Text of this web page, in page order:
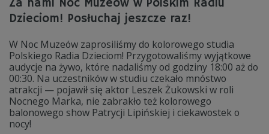
Za nami Noc Muzeów w Polskim Radiu
Dzieciom! Posłuchaj jeszcze raz!
W Noc Muzeów zaprosiliśmy do kolorowego studia
Polskiego Radia Dzieciom! Przygotowaliśmy wyjątkowe
audycje na żywo, które nadaliśmy od godziny 18:00 aż do
00:30. Na uczestników w studiu czekało mnóstwo
atrakcji — pojawił się aktor Leszek Żukowski w roli
Nocnego Marka, nie zabrakło też kolorowego
balonowego show Patrycji Lipińskiej i ciekawostek o
nocy!